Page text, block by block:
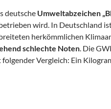
deutsche Umweltabzeichen
wird. In Deutschland
herkömmlichen
schlechte Noten. Die
Vergleich: Ein